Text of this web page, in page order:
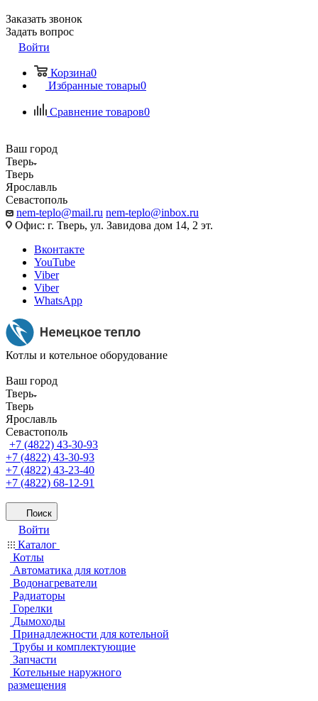
Заказать звонок
Задать вопрос
Войти
Корзина0
Избранные товары0
Сравнение товаров0
Ваш город
Тверь
Тверь
Ярославль
Севастополь
nem-teplo@mail.ru nem-teplo@inbox.ru
Офис: г. Тверь, ул. Завидова дом 14, 2 эт.
Вконтакте
YouTube
Viber
Viber
WhatsApp
Котлы и котельное оборудование
Ваш город
Тверь
Тверь
Ярославль
Севастополь
+7 (4822) 43-30-93
+7 (4822) 43-30-93
+7 (4822) 43-23-40
+7 (4822) 68-12-91
Поиск
Войти
Каталог
Котлы
Автоматика для котлов
Водонагреватели
Радиаторы
Горелки
Дымоходы
Принадлежности для котельной
Трубы и комплектующие
Запчасти
Котельные наружного
размещения